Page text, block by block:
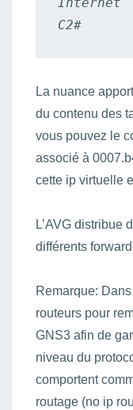
C2#
La nuance
du contenu des
vous pouvez le
associé à
cette ip virtuelle
L’AVG distribue
différents
Remarque:
routeurs pour
GNS3 afin de
niveau du
comportent
routage (no ip